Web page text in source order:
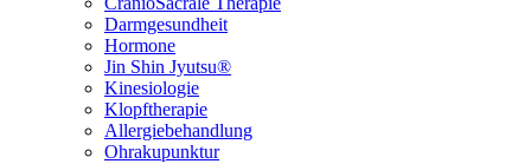
Darmgesundheit
Hormone
Jin Shin Jyutsu®
Kinesiologie
Klopftherapie
Allergiebehandlung
Ohrakupunktur